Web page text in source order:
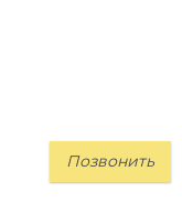
Позвонить